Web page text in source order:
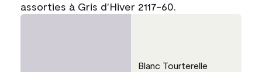
assorties à Gris d'Hiver 2117-60.
Blanc Tourterelle